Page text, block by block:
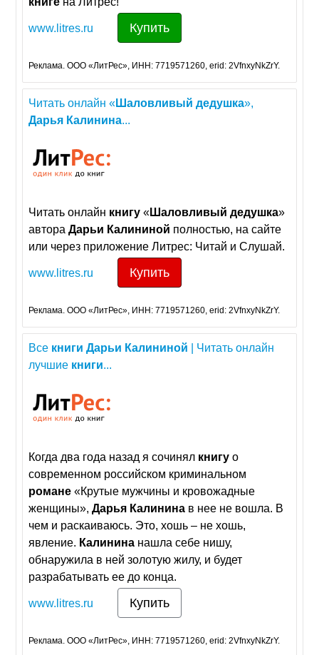
www.litres.ru Купить
Реклама. ООО «ЛитРес», ИНН: 7719571260, erid: 2VfnxyNkZrY.
Читать онлайн «Шаловливый дедушка»,
Дарья Калинина...
Читать онлайн книгу «Шаловливый дедушка»
автораДарьи Калининой полностью, на сайте
или через приложение Литрес: Читай и Слушай.
www.litres.ru Купить
Реклама. ООО «ЛитРес», ИНН: 7719571260, erid: 2VfnxyNkZrY.
Все книги Дарьи Калининой | Читать онлайн
лучшие книги...
Когда два года назад я сочинял книгу о
современном российском криминальном
романе «Крутые мужчины и кровожадные
женщины»,Дарья Калинина в нее не вошла. В
чем и раскаиваюсь. Это, хошь – не хошь,
явление. Калинина нашла себе нишу,
обнаружила в ней золотую жилу, и будет
разрабатывать ее до конца.
www.litres.ru Купить
Реклама. ООО «ЛитРес», ИНН: 7719571260, erid: 2VfnxyNkZrY.